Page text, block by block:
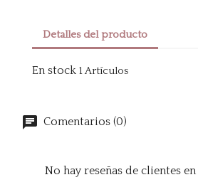
Detalles del producto
En stock 1 Artículos
Comentarios (0)
No hay reseñas de clientes